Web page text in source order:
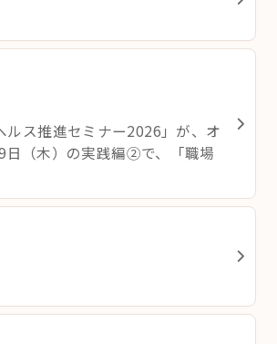
ス推進セミナー2026」が、オ
（木）の実践編②で、「職場